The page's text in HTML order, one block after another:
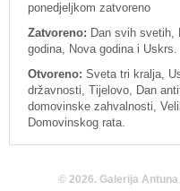
ponedjeljkom zatvoreno
Zatvoreno: Dan svih svetih,
godina, Nova godina i Uskrs.
Otvoreno: Sveta tri kralja,
državnosti, Tijelovo, Dan
domovinske zahvalnosti,
Domovinskog rata.
© 2026. Galerija